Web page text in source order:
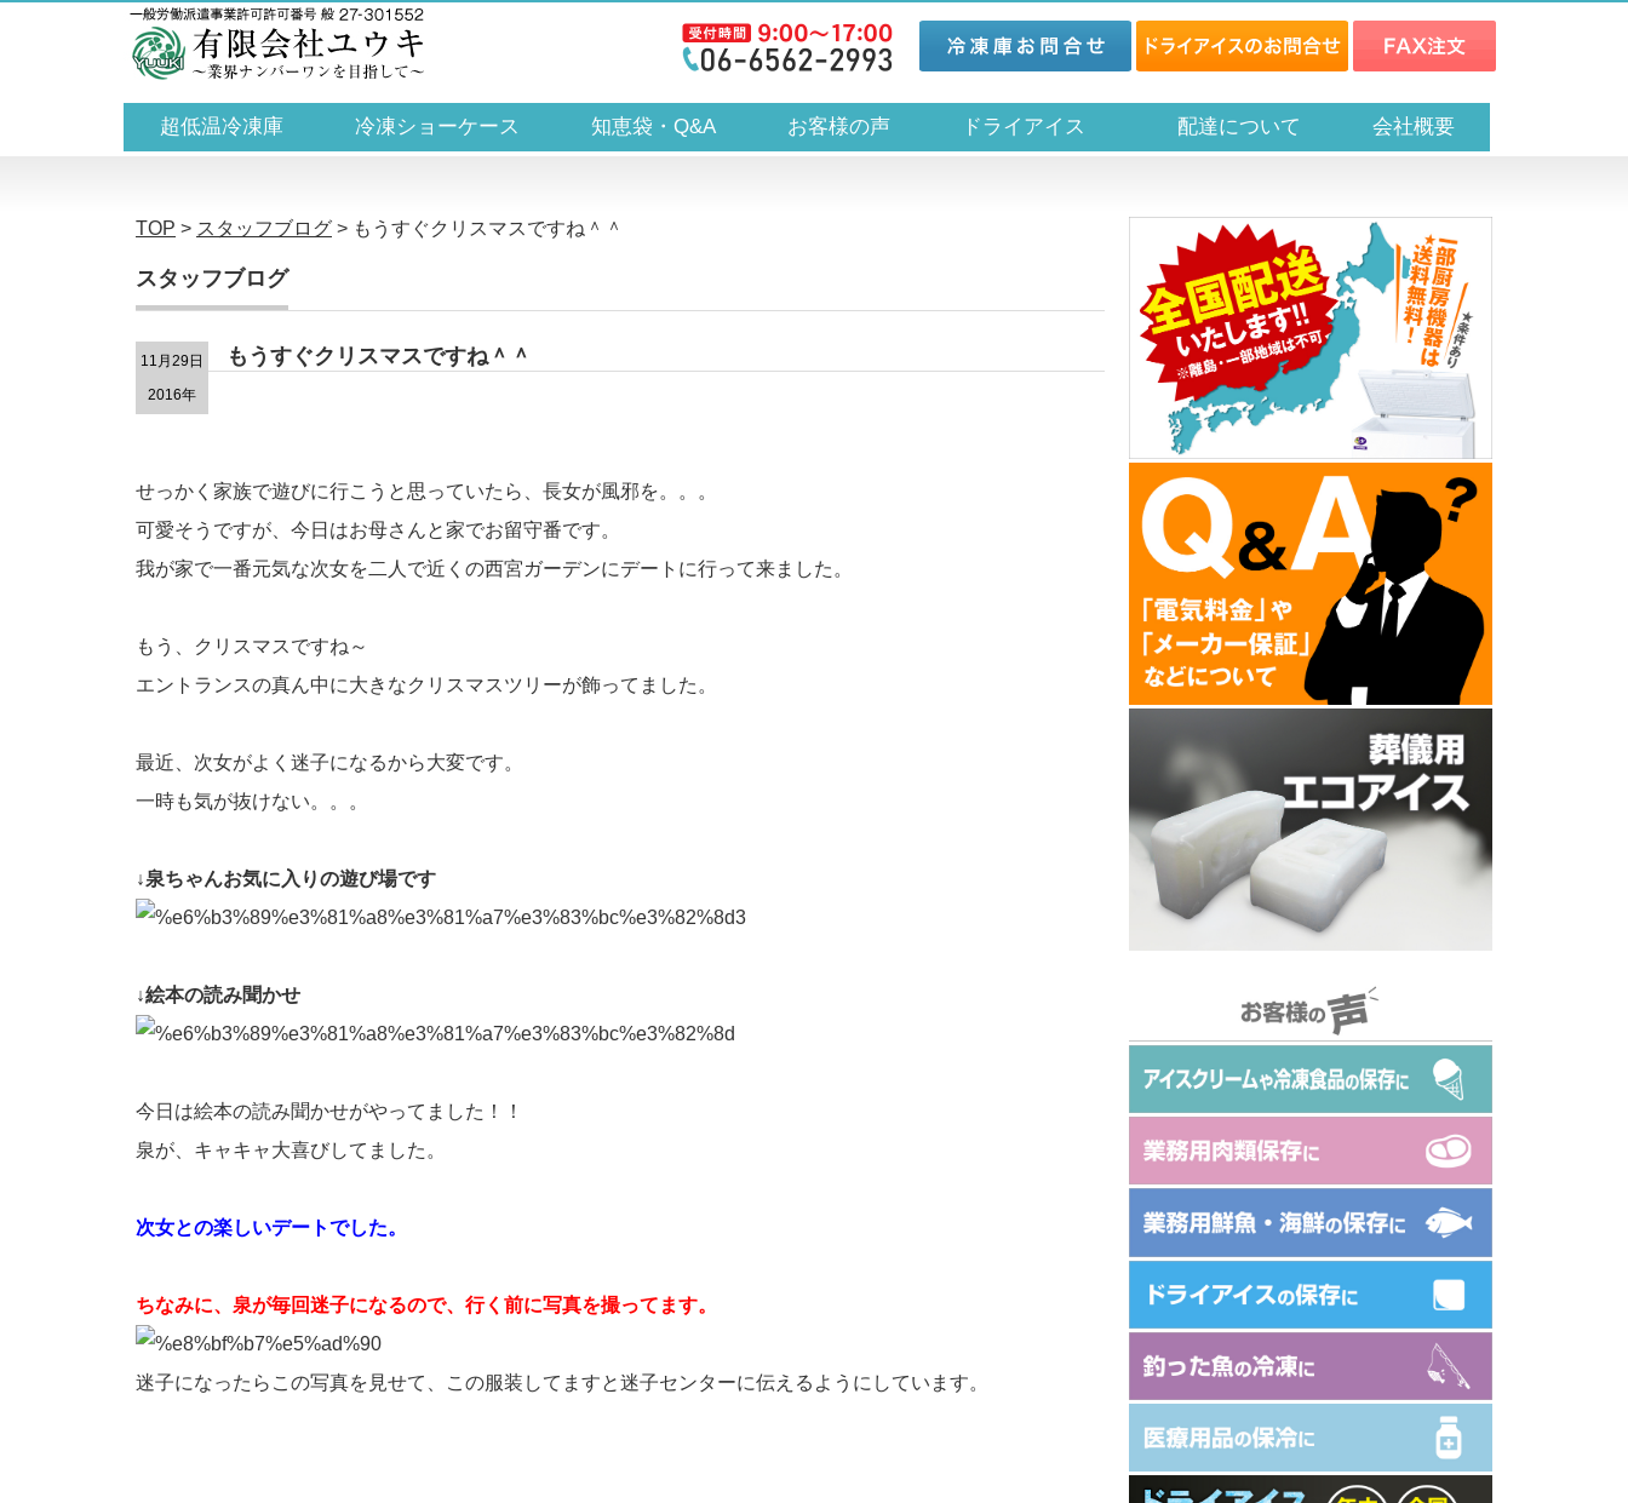
超低温冷凍庫 冷凍ショーケース 知恵袋・Q&A お客様の声 ドライアイス 配達について 会社概要
TOP > スタッフブログ > もうすぐクリスマスですね＾＾
スタッフブログ
11月29日
2016年
もうすぐクリスマスですね＾＾
せっかく家族で遊びに行こうと思っていたら、長女が風邪を。。。
可愛そうですが、今日はお母さんと家でお留守番です。
我が家で一番元気な次女を二人で近くの西宮ガーデンにデートに行って来ました。
もう、クリスマスですね～
エントランスの真ん中に大きなクリスマスツリーが飾ってました。
最近、次女がよく迷子になるから大変です。
一時も気が抜けない。。。
↓泉ちゃんお気に入りの遊び場です
↓絵本の読み聞かせ
今日は絵本の読み聞かせがやってました！！
泉が、キャキャ大喜びしてました。
次女との楽しいデートでした。
ちなみに、泉が毎回迷子になるので、行く前に写真を撮ってます。
迷子になったらこの写真を見せて、この服装してますと迷子センターに伝えるようにしています。